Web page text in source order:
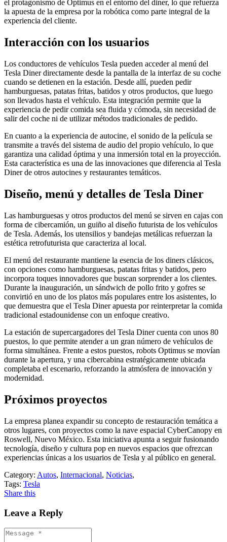
el protagonismo de Optimus en el entorno del diner, lo que refuerza
la apuesta de la empresa por la robótica como parte integral de la
experiencia del cliente.
Interacción con los usuarios
Los conductores de vehículos Tesla pueden acceder al menú del
Tesla Diner directamente desde la pantalla de la interfaz de su coche
cuando se detienen en la estación. Desde allí, pueden pedir
hamburguesas, patatas fritas, batidos y otros productos, que luego
son llevados hasta el vehículo. Esta integración permite que la
experiencia de pedir comida sea fluida y cómoda, sin necesidad de
salir del coche ni de utilizar métodos tradicionales de pedido.
En cuanto a la experiencia de autocine, el sonido de la película se
transmite a través del sistema de audio del propio vehículo, lo que
garantiza una calidad óptima y una inmersión total en la proyección.
Esta característica es una de las innovaciones que diferencia al Tesla
Diner de otros autocines y restaurantes temáticos.
Diseño, menú y detalles de Tesla Diner
Las hamburguesas y otros productos del menú se sirven en cajas con
forma de cibercamión, un guiño al diseño futurista de los vehículos
de Tesla. Además, los utensilios y bandejas metálicas refuerzan la
estética retrofuturista que caracteriza al local.
El menú del restaurante mantiene la esencia de los diners clásicos,
con opciones como hamburguesas, patatas fritas y batidos, pero
incorpora toques innovadores que buscan sorprender a los clientes.
Durante la inauguración, un sándwich de pollo frito y gofres se
convirtió en uno de los platos más populares entre los asistentes, lo
que demuestra que el Tesla Diner apuesta por reinterpretar la comida
tradicional estadounidense con un enfoque creativo.
La estación de supercargadores del Tesla Diner cuenta con unos 80
puestos, lo que permite atender a un gran número de vehículos de
forma simultánea. Frente a estos puestos, robots Optimus se movían
durante la apertura, y una cibercabina estratégicamente ubicada
completaba el escenario, reforzando la atmósfera de innovación y
modernidad.
Próximos proyectos
La empresa planea expandir su concepto de restauración temática a
otros lugares, con proyectos como la nave espacial CyberCanopy en
Roswell, Nuevo México. Esta iniciativa apunta a seguir fusionando
tecnología, diseño y cultura pop en nuevos espacios que ofrezcan
experiencias únicas a los usuarios de Tesla y al público en general.
Category: Autos, Internacional, Noticias,
Tags: Tesla
Share this
Leave a Reply